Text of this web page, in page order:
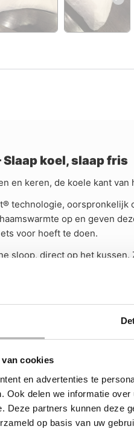
cookies
en advertenties te
Ook delen we informatie
Deze partners kunnen deze
op basis van uw
koel, slaap fris
en keren, de koele kant
technologie,
op en geven
voor hoeft te doen.
sloop, direct op het
en frisser te slapen?
zachte Lyocell materiaal